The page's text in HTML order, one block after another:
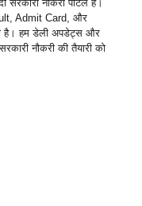
सरकारी नौकरी पोर्टल है।
Admit Card, और
है। हम डेली अपडेट्स और
नौकरी की तैयारी को